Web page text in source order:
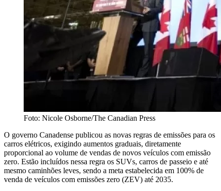
Foto: Nicole Osborne/The Canadian Press
O governo Canadense publicou as novas regras de emissões para os
carros elétricos, exigindo aumentos graduais, diretamente
proporcional ao volume de vendas de novos veículos com emissão
zero. Estão incluídos nessa regra os SUVs, carros de passeio e até
mesmo caminhões leves, sendo a meta estabelecida em 100% de
venda de veículos com emissões zero (ZEV) até 2035.